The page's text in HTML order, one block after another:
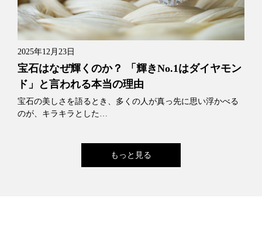
2025年12月23日
宝石はなぜ輝くのか？ 「輝きNo.1はダイヤモン
ド」と言われる本当の理由
宝石の美しさを語るとき、多くの人が真っ先に思い浮かべる
のが、キラキラとした…
もっと見る